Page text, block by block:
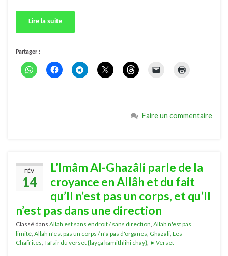
Lire la suite
Partager :
Faire un commentaire
FÉV
14
L’Imâm Al-Ghazâli parle de la
croyance en Allâh et du fait
qu’Il n’est pas un corps, et qu’Il
n’est pas dans une direction
Classé dans Allah est sans endroit / sans direction, Allah n'est pas
limité, Allah n'est pas un corps / n'a pas d'organes, Ghazali, Les
Chafi'ites, Tafsir du verset {layça kamithlihi chay}, ►Verset